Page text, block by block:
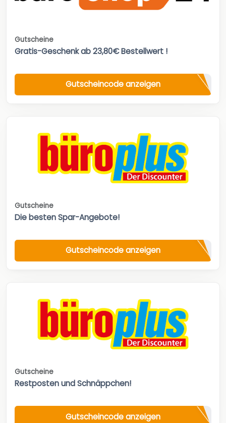
Gutscheine
Gratis-Geschenk ab 23,80€ Bestellwert !
Gutscheincode anzeigen
Gutscheine
Die besten Spar-Angebote!
Gutscheincode anzeigen
Gutscheine
Restposten und Schnäppchen!
Gutscheincode anzeigen